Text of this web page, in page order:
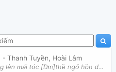
- Thanh Tuyền, Hoài Lâm
Con đường xưa em [Am]đi vàng lên mái tóc [Dm]thề ngõ hồn dâng tái [Am]tê Anh làm thơ vu [Dm]quy khá